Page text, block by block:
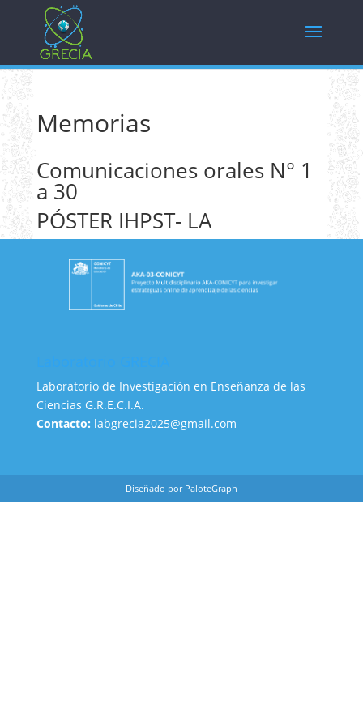
Memorias
Comunicaciones orales N° 1
a 30
PÓSTER IHPST- LA
Laboratorio de Investigación en Enseñanza de las
Ciencias G.R.E.C.I.A.
Contacto: labgrecia2025@gmail.com
Diseñado por PaloteGraph